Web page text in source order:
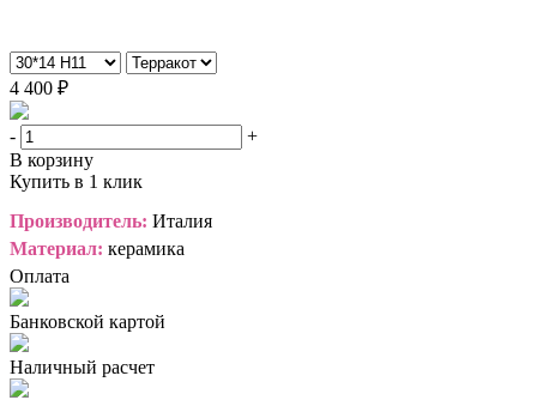
4 400 ₽
-
+
В корзину
Купить в 1 клик
Производитель: Италия
Материал: керамика
Оплата
Банковской картой
Наличный расчет